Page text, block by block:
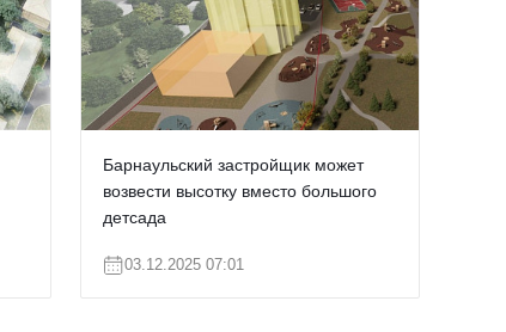
Барнаульский застройщик может
возвести высотку вместо большого
детсада
03.12.2025 07:01